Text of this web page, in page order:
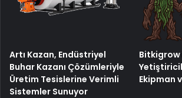
Artı Kazan, Endüstriyel
Buhar Kazanı Çözümleriyle
Üretim Tesislerine Verimli
Sistemler Sunuyor
Bitkigrow
Ekipman